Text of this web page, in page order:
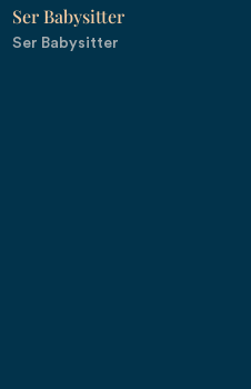
Ser Babysitter
Ser Babysitter